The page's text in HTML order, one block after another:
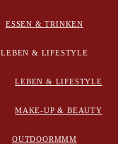
ESSEN & TRINKEN
LEBEN & LIFESTYLE
LEBEN & LIFESTYLE
MAKE-UP & BEAUTY
OUTDOORMMM